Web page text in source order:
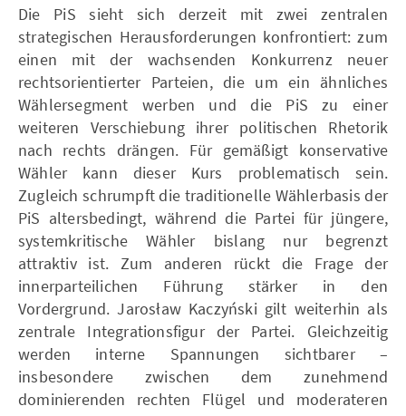
Die PiS sieht sich derzeit mit zwei zentralen
strategischen Herausforderungen konfrontiert: zum
einen mit der wachsenden Konkurrenz neuer
rechtsorientierter Parteien, die um ein ähnliches
Wählersegment werben und die PiS zu einer
weiteren Verschiebung ihrer politischen Rhetorik
nach rechts drängen. Für gemäßigt konservative
Wähler kann dieser Kurs problematisch sein.
Zugleich schrumpft die traditionelle Wählerbasis der
PiS altersbedingt, während die Partei für jüngere,
systemkritische Wähler bislang nur begrenzt
attraktiv ist. Zum anderen rückt die Frage der
innerparteilichen Führung stärker in den
Vordergrund. Jarosław Kaczyński gilt weiterhin als
zentrale Integrationsfigur der Partei. Gleichzeitig
werden interne Spannungen sichtbarer –
insbesondere zwischen dem zunehmend
dominierenden rechten Flügel und moderateren